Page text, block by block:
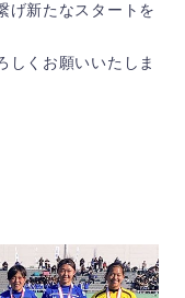
げ新たなスタートを
しくお願いいたしま